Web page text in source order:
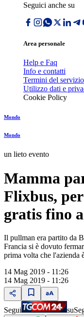
Seguici anche su
Area personale
Help e Faq
Info e contatti
Termini del servizio
Utilizzo dati e
Cookie Policy
Mondo
Mondo
un lieto evento
Mamma
Flixbus,
gratis fino
Il pullman era partito da
Francia si è dovuto
prima volta che l'azienda
14 Mag 2019 - 11:26
14 Mag 2019 - 11:26
Segui su